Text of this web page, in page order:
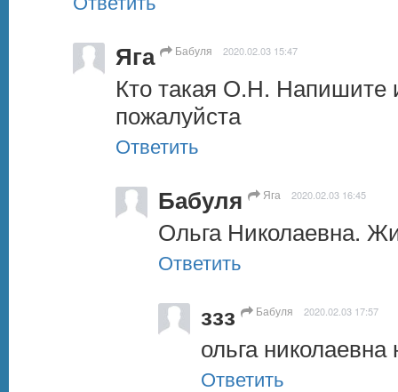
Яга Бабуля 2020.02.03 15:47
Кто такая О.Н. Напишите
пожалуйста
Ответить
Бабуля Яга 2020.02.03 16:45
Ольга Николаевна.
Ответить
ззз Бабуля 2020.02.03 17:57
ольга николаевна
Ответить